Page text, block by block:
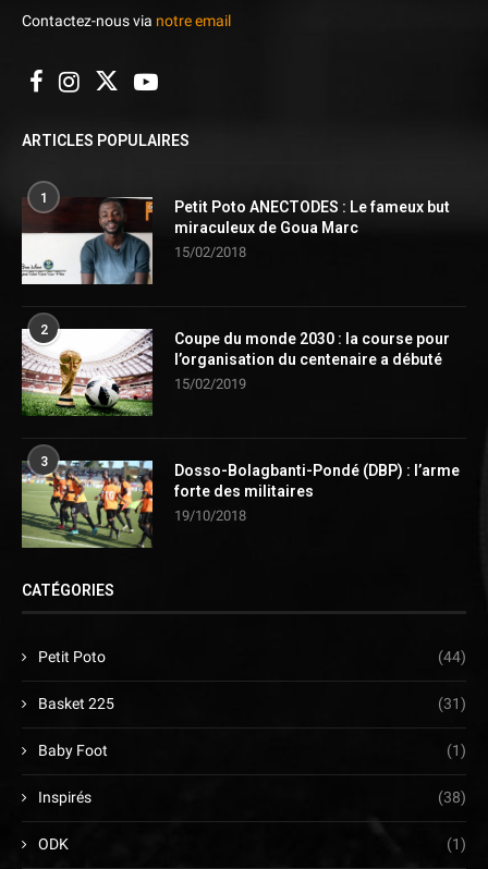
Contactez-nous via notre email
ARTICLES POPULAIRES
1
Petit Poto ANECTODES : Le fameux but
miraculeux de Goua Marc
15/02/2018
2
Coupe du monde 2030 : la course pour
l’organisation du centenaire a débuté
15/02/2019
3
Dosso-Bolagbanti-Pondé (DBP) : l’arme
forte des militaires
19/10/2018
CATÉGORIES
Petit Poto (44)
Basket 225 (31)
Baby Foot (1)
Inspirés (38)
ODK (1)